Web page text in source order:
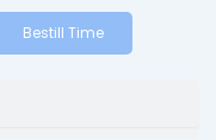
Bestill Time